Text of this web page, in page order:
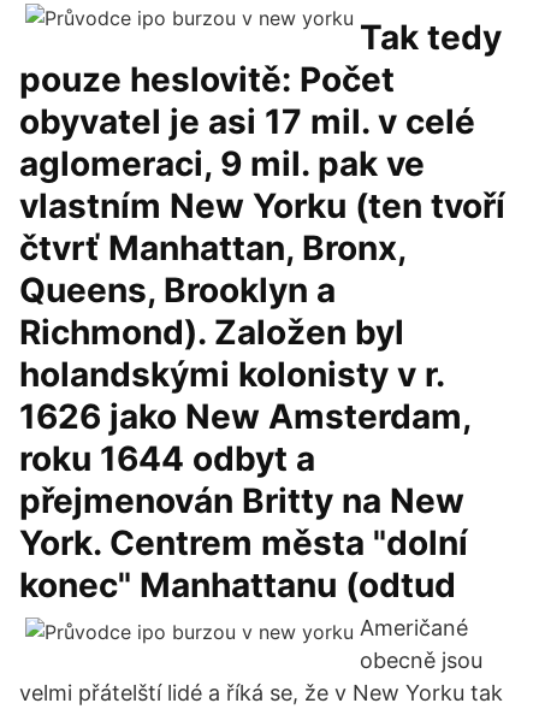
Tak tedy
pouze heslovitě: Počet
obyvatel je asi 17 mil. v celé
aglomeraci, 9 mil. pak ve
vlastním New Yorku (ten tvoří
čtvrť Manhattan, Bronx,
Queens, Brooklyn a
Richmond). Založen byl
holandskými kolonisty v r.
1626 jako New Amsterdam,
roku 1644 odbyt a
přejmenován Britty na New
York. Centrem města "dolní
konec" Manhattanu (odtud
Američané
obecně jsou
velmi přátelští lidé a říká se, že v New Yorku tak